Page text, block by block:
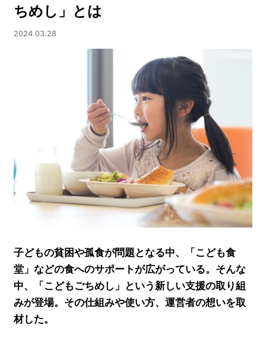
ちめし」とは
2024.03.28
子どもの貧困や孤食が問題となる中、「こども食
堂」などの食へのサポートが広がっている。そんな
中、「こどもごちめし」という新しい支援の取り組
みが登場。その仕組みや使い方、運営者の想いを取
材した。